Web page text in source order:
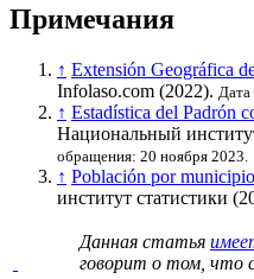
Примечания
↑ Extensión Geográfica
Infolaso.com (2022).
↑ Estadística del Padrón
Национальный
обращения: 20 ноября 2023.
↑ Población por
институт статистики
Данная статья
говорит о том, что